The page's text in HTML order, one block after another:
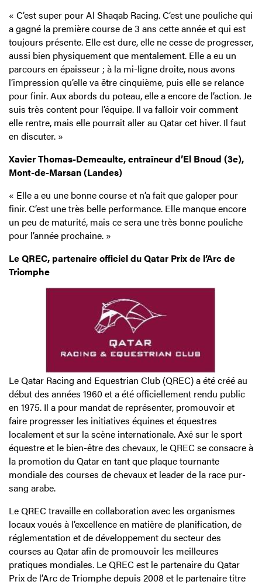
« C’est super pour Al Shaqab Racing. C’est une pouliche qui
a gagné la première course de 3 ans cette année et qui est
toujours présente. Elle est dure, elle ne cesse de progresser,
aussi bien physiquement que mentalement. Elle a eu un
parcours en épaisseur ; à la mi-ligne droite, nous avons
l’impression qu’elle va être cinquième, puis elle se relance
pour finir. Aux abords du poteau, elle a encore de l’action. Je
suis très content pour l’équipe. Il va falloir voir comment
elle rentre, mais elle pourrait aller au Qatar cet hiver. Il faut
en discuter. »
Xavier Thomas-Demeaulte, entraîneur d’El Bnoud (3e),
Mont-de-Marsan (Landes)
« Elle a eu une bonne course et n’a fait que galoper pour
finir. C’est une très belle performance. Elle manque encore
un peu de maturité, mais ce sera une très bonne pouliche
pour l’année prochaine. »
Le QREC, partenaire officiel du Qatar Prix de l’Arc de
Triomphe
Le Qatar Racing and Equestrian Club (QREC) a été créé au
début des années 1960 et a été officiellement rendu public
en 1975. Il a pour mandat de représenter, promouvoir et
faire progresser les initiatives équines et équestres
localement et sur la scène internationale. Axé sur le sport
équestre et le bien-être des chevaux, le QREC se consacre à
la promotion du Qatar en tant que plaque tournante
mondiale des courses de chevaux et leader de la race pur-
sang arabe.
Le QREC travaille en collaboration avec les organismes
locaux voués à l’excellence en matière de planification, de
réglementation et de développement du secteur des
courses au Qatar afin de promouvoir les meilleures
pratiques mondiales. Le QREC est le partenaire du Qatar
Prix de l’Arc de Triomphe depuis 2008 et le partenaire titre